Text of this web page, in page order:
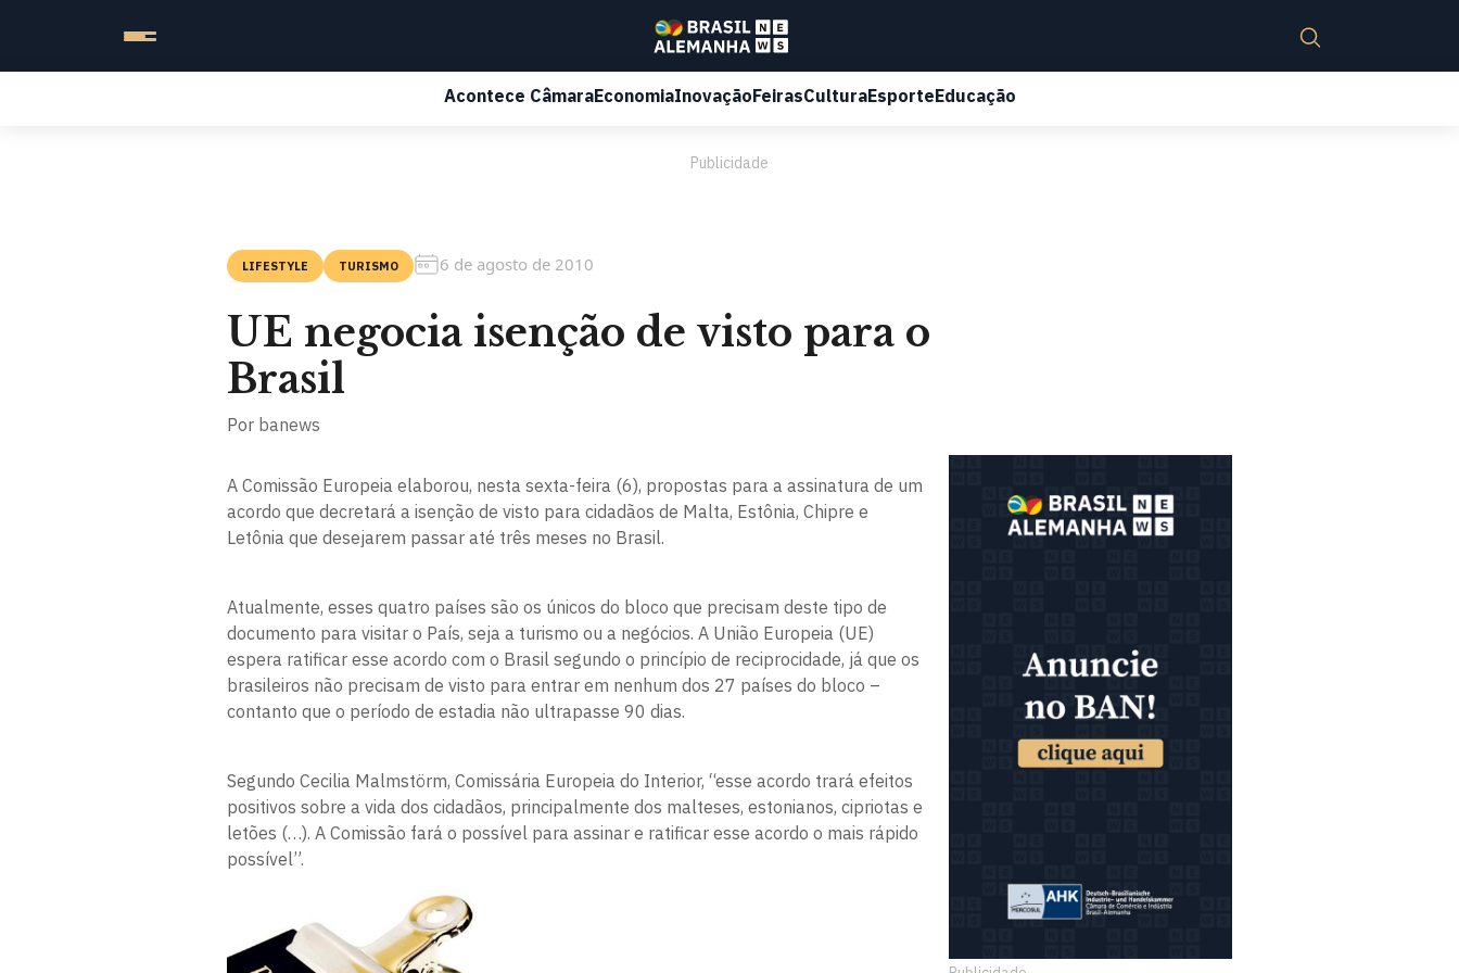
Acontece CâmaraEconomiaInovaçãoFeirasCulturaEsporteEducação
Publicidade
LIFESTYLE TURISMO 6 de agosto de 2010
UE negocia isenção de visto para o
Brasil
Por banews
A Comissão Europeia elaborou, nesta sexta-feira (6), propostas para a assinatura de um
acordo que decretará a isenção de visto para cidadãos de Malta, Estônia, Chipre e
Letônia que desejarem passar até três meses no Brasil.
Atualmente, esses quatro países são os únicos do bloco que precisam deste tipo de
documento para visitar o País, seja a turismo ou a negócios. A União Europeia (UE)
espera ratificar esse acordo com o Brasil segundo o princípio de reciprocidade, já que os
brasileiros não precisam de visto para entrar em nenhum dos 27 países do bloco –
contanto que o período de estadia não ultrapasse 90 dias.
Segundo Cecilia Malmstörm, Comissária Europeia do Interior, “esse acordo trará efeitos
positivos sobre a vida dos cidadãos, principalmente dos malteses, estonianos, cipriotas e
letões (…). A Comissão fará o possível para assinar e ratificar esse acordo o mais rápido
possível”.